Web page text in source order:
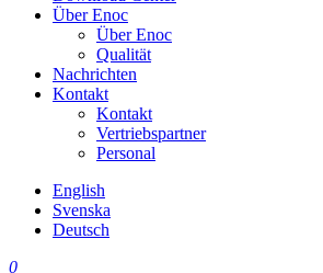
Über Enoc
Über Enoc
Qualität
Nachrichten
Kontakt
Kontakt
Vertriebspartner
Personal
English
Svenska
Deutsch
0